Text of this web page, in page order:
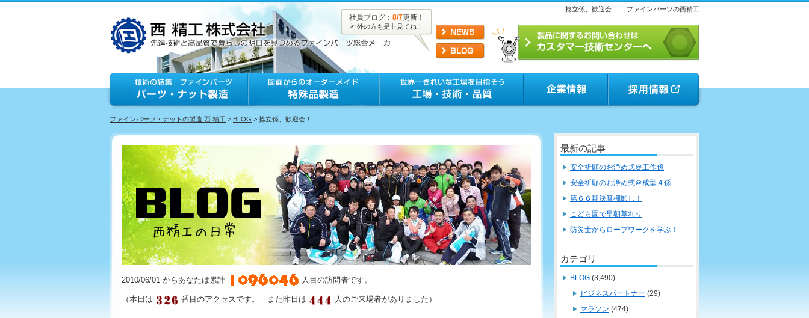
捻立係、歓迎会！ ファインパーツの西精工
社員ブログ： 8/7更新！
社外の方も是非見てね！
ファインパーツ・ナットの製造 西 精工 > BLOG > 捻立係、歓迎会！
2010/06/01 からあなたは累計 人目の訪問者です。
（本日は 番目のアクセスです。 また昨日は 人のご来場者がありました）
最新の記事
安全祈願のお浄め式＠工作係
安全祈願のお浄め式＠成型４係
第６６期決算棚卸し！
こども園で早朝草刈り
防災士からロープワークを学ぶ！
カテゴリ
BLOG (3,490)
ビジネスパートナー (29)
マラソン (474)